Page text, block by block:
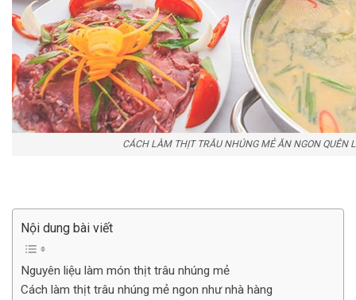
CÁCH LÀM THỊT TRÂU NHÚNG MẺ ĂN NGON QUÊN
Nội dung bài viết
Nguyên liệu làm món thịt trâu nhúng mẻ
Cách làm thịt trâu nhúng mẻ ngon như nhà hàng